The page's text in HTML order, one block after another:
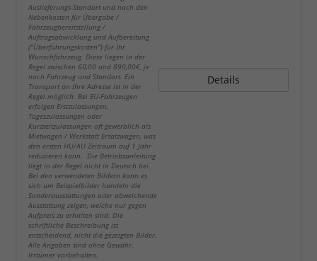
Auslieferungs-Standort und nach den
Nebenkosten für Übergabe /
Fahrzeugbereitstellung /
Auftragsabwicklung und Aufbereitung
("Überführungskosten") für Ihr
Wunschfahrzeug. Diese liegen in der
Regel zwischen 60,00 und 890,00€, je
nach Fahrzeug und Standort. Ein
Transport an Ihre Adresse ist in der
Regel möglich. Bei EU-Fahrzeugen
erfolgen Erstzulassungen,
Tageszulassungen oder
Kurzzeitzulassungen oft gewerblich als
Mietwagen / Werkstatt Ersatzwagen, was
den ersten HU/AU Zeitraum auf 1 Jahr
reduzieren kann. Die Betriebsanleitung
liegt in der Regel nicht in Deutsch bei.
Bei den verwendeten Bildern kann es
sich um Beispielbilder handeln die
Sonderausstattungen oder abweichende
Ausstattung zeigen, welche nur gegen
Aufpreis zu erhalten sind. Die
schriftliche Beschreibung ist
entscheidend, nicht die gezeigten Bilder.
Alle Angaben sind ohne Gewähr.
Irrtümer vorbehalten.
Details